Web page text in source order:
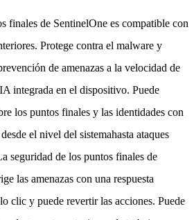
finales de SentinelOne es compatible con
Protege contra el malware y
de amenazas a la velocidad de
integrada en el dispositivo. Puede
los puntos finales y las identidades con
el nivel del sistemahasta ataques
seguridad de los puntos finales de
las amenazas con una respuesta
clic y puede revertir las acciones. Puede